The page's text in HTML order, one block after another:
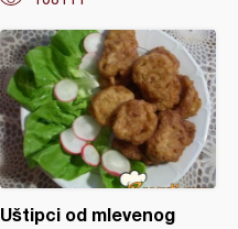
Uštipci od mlevenog